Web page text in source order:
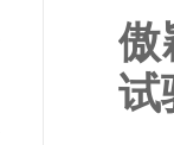
傲
试